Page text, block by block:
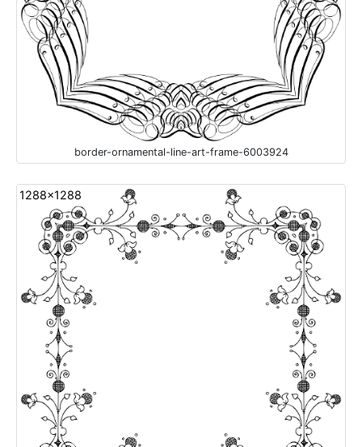
border-ornamental-line-art-frame-6003924
1288x1288